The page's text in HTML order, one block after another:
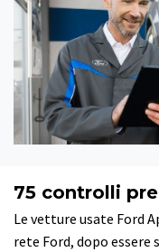
75 controlli
Le vetture usate Ford
rete Ford, dopo